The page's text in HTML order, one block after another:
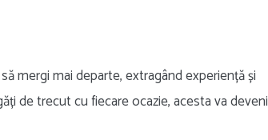
mergi mai departe, extragând experiență și
de trecut cu fiecare ocazie, acesta va deveni